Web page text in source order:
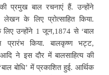
प्रमुख बाल रचनाएं हैं. उन्होंने
लेखन के लिए प्रोत्साहित किया.
लिए उन्होंने 1 जून,1874 से ‘बाल
प्रारंभ किया. बालकृष्ण भट्ट,
आदि ने इस दौर में बालसाहित्य की
बोधि’ में प्रकाशित हुई. आर्थिक